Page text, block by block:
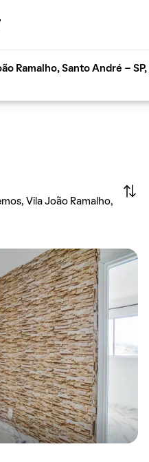
Ramalho, Santo André -
Vila João Ramalho,